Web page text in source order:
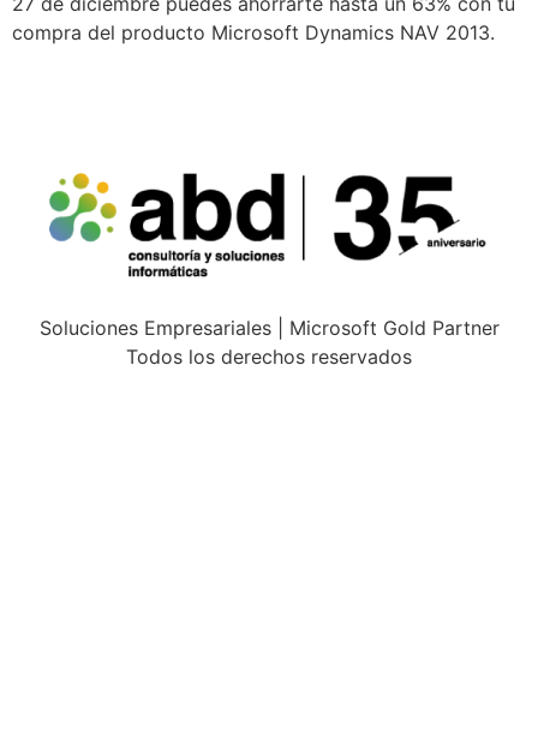
compra del producto Microsoft Dynamics NAV 2013.
Soluciones Empresariales | Microsoft Gold Partner
Todos los derechos reservados